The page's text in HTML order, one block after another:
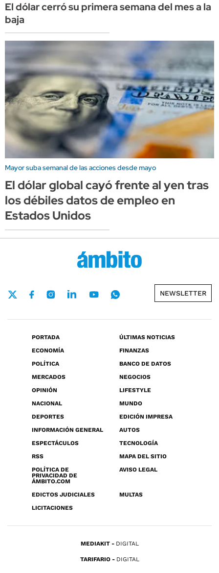
El dólar cerró su primera semana del mes a la
baja
Mayor suba semanal de las acciones desde mayo
El dólar global cayó frente al yen tras
los débiles datos de empleo en
Estados Unidos
NEWSLETTER
PORTADA
ÚLTIMAS NOTICIAS
ECONOMÍA
FINANZAS
POLÍTICA
BANCO DE DATOS
MERCADOS
NEGOCIOS
OPINIÓN
LIFESTYLE
NACIONAL
MUNDO
DEPORTES
EDICIÓN IMPRESA
INFORMACIÓN GENERAL
AUTOS
ESPECTÁCULOS
TECNOLOGÍA
RSS
MAPA DEL SITIO
POLÍTICA DE
PRIVACIDAD DE
ÁMBITO.COM
AVISO LEGAL
EDICTOS JUDICIALES
MULTAS
LICITACIONES
MEDIAKIT DIGITAL
TARIFARIO DIGITAL